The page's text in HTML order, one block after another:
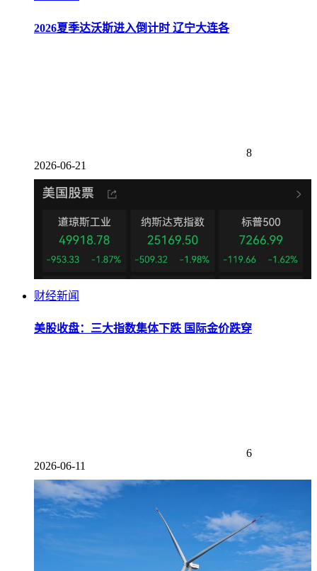
2026夏季达沃斯进入倒计时 辽宁大连各
8
2026-06-21
财经新闻
美股收盘：三大指数集体下跌 国际金价跌穿
6
2026-06-11